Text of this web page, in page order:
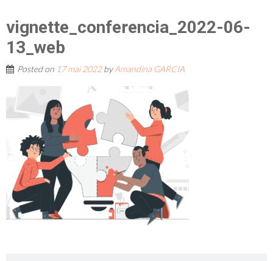
vignette_conferencia_2022-06-
13_web
Posted on 17 mai 2022byAmandina GARCIA